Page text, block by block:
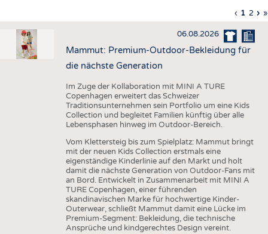
TESTS
AUSSCHREIBUNGEN
DTV AUSSCHREIBUNGSDIENST
FAKTEN
STATISTICS
ADRESSEN & LINKS
PUBLIKATIONEN
TERMINE
BRANCHENTERMINE
Seitennummerierung
Seite
‹
Seite
1 Seite
2 › »
06.08.2026
Mammut: Premium-Outdoor-Bekleidung für
die nächste Generation
Im Zuge der Kollaboration mit MINI A TURE
Copenhagen erweitert das Schweizer
Traditionsunternehmen sein Portfolio um eine Kids
Collection und begleitet Familien künftig über alle
Lebensphasen hinweg im Outdoor-Bereich.
Vom Klettersteig bis zum Spielplatz: Mammut bringt
mit der neuen Kids Collection erstmals eine
eigenständige Kinderlinie auf den Markt und holt
damit die nächste Generation von Outdoor-Fans mit
an Bord. Entwickelt in Zusammenarbeit mit MINI A
TURE Copenhagen, einer führenden
skandinavischen Marke für hochwertige Kinder-
Outerwear, schließt Mammut damit eine Lücke im
Premium-Segment: Bekleidung, die technische
Ansprüche und kindgerechtes Design vereint.